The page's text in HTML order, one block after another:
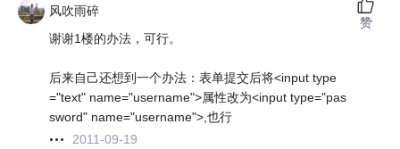
风吹雨碎
谢谢1楼的办法，可行。
后来自己还想到一个办法：表单提交后将<input type
="text" name="username">属性改为<input type="pas
sword" name="username">,也行
2011-09-19
赞